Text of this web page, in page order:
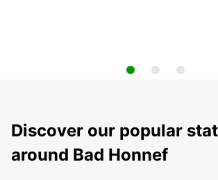
Discover our popular
around Bad Honnef